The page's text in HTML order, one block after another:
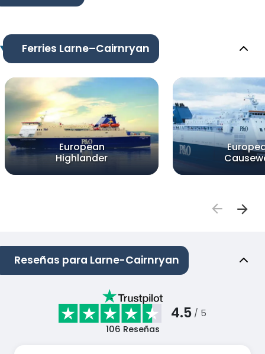
Ferries Larne–Cairnryan
European
Highlander
Reseñas para Larne-Cairnryan
4.5 / 5
106 Reseñas